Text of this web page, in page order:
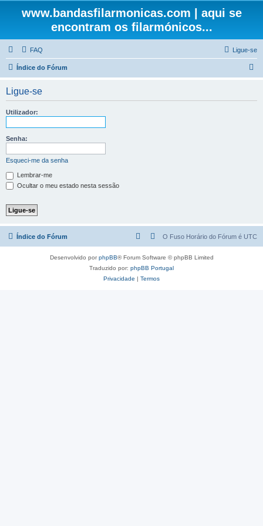
www.bandasfilarmonicas.com | aqui se
encontram os filarmónicos...
FAQ Ligue-se
Índice do Fórum
Ligue-se
Utilizador:
Senha:
Esqueci-me da senha
Lembrar-me
Ocultar o meu estado nesta sessão
Índice do Fórum O Fuso Horário do Fórum é UTC
Desenvolvido porphpBB® Forum Software © phpBB Limited
Traduzido por: phpBB Portugal
Privacidade | Termos